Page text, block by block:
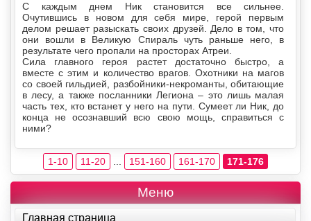
С каждым днем Ник становится все сильнее.
Очутившись в новом для себя мире, герой первым
делом решает разыскать своих друзей. Дело в том, что
они вошли в Великую Спираль чуть раньше него, в
результате чего пропали на просторах Атреи.
Сила главного героя растет достаточно быстро, а
вместе с этим и количество врагов. Охотники на магов
со своей гильдией, разбойники-некроманты, обитающие
в лесу, а также посланники Легиона – это лишь малая
часть тех, кто встанет у него на пути. Сумеет ли Ник, до
конца не осознавший всю свою мощь, справиться с
ними?
1-10 11-20 151-160 161-170 171-176
Меню
Главная страница